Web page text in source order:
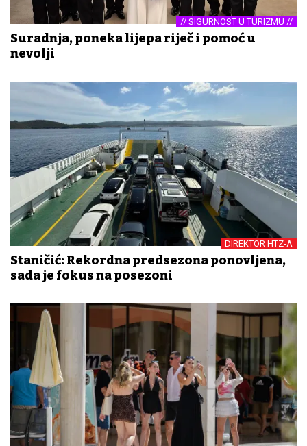
// SIGURNOST U TURIZMU //
Suradnja, poneka lijepa riječ i pomoć u
nevolji
DIREKTOR HTZ-A
Staničić: Rekordna predsezona ponovljena,
sada je fokus na posezoni